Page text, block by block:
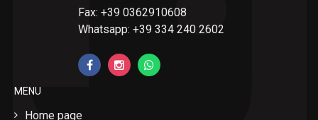
Fax: +39 0362910608
Whatsapp: +39 334 240 2602
MENU
Home page